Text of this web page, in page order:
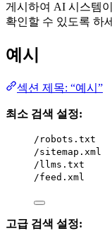
게시하여 AI 시스템
확인할 수 있도록 하
예시
섹션 제목: “예시”
최소 검색 설정:
/robots.txt
/sitemap.xml
/llms.txt
/feed.xml
고급 검색 설정: